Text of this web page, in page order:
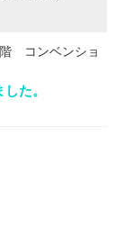
コンベンショ
た。